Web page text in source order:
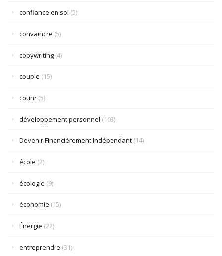
confiance en soi (5)
convaincre (5)
copywriting (4)
couple (15)
courir (5)
développement personnel (103)
Devenir Financièrement Indépendant (14)
école (2)
écologie (9)
économie (15)
Énergie (22)
entreprendre (31)